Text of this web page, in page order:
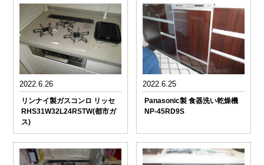
2022.6.26
リンナイ製ガスコンロ リッセ
RHS31W32L24RSTW(都市ガ
ス)
2022.6.25
Panasonic製 食器洗い乾燥機
NP-45RD9S